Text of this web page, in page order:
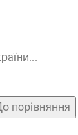
порівняння